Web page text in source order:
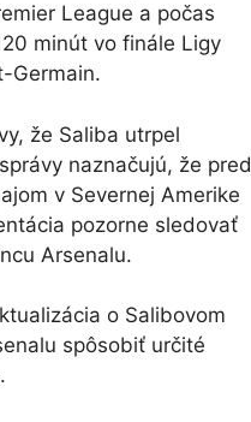
League a počas
minút vo finále Ligy
Germain.
že Saliba utrpel
naznačujú, že pred
v Severnej Amerike
pozorne sledovať
Arsenalu.
o Salibovom
spôsobiť určité